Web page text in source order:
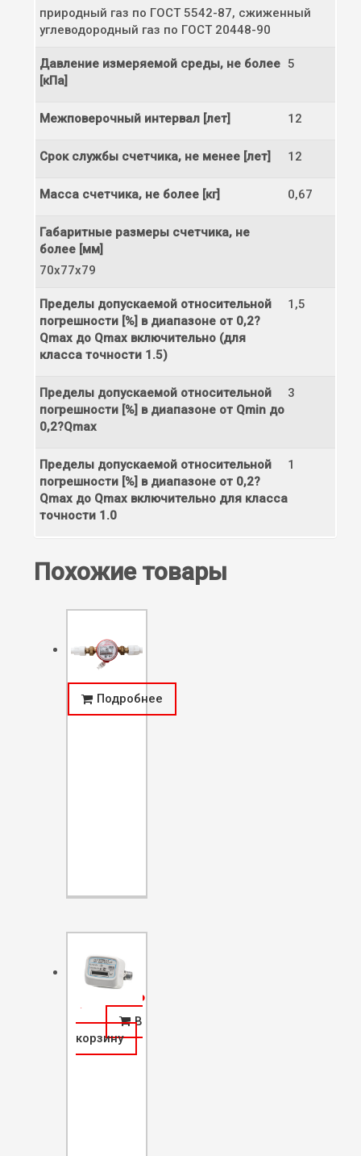
природный газ по ГОСТ 5542-87, сжиженный
углеводородный газ по ГОСТ 20448-90
Давление измеряемой среды, не более
[кПа]
5
Межповерочный интервал [лет] 12
Срок службы счетчика, не менее [лет] 12
Масса счетчика, не более [кг] 0,67
Габаритные размеры счетчика, не
более [мм]
70х77х79
Пределы допускаемой относительной
погрешности [%] в диапазоне от 0,2?
Qmax до Qmax включительно (для
класса точности 1.5)
1,5
Пределы допускаемой относительной
погрешности [%] в диапазоне от Qmin до
0,2?Qmax
3
Пределы допускаемой относительной
погрешности [%] в диапазоне от 0,2?
Qmax до Qmax включительно для класса
точности 1.0
1
Похожие товары
Подробнее
Р
В
корзину